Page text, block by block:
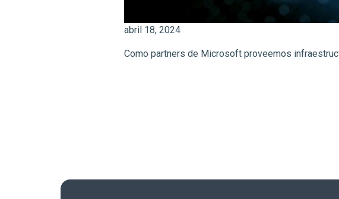
abril 18, 2024
Como partners de Microsoft proveemos